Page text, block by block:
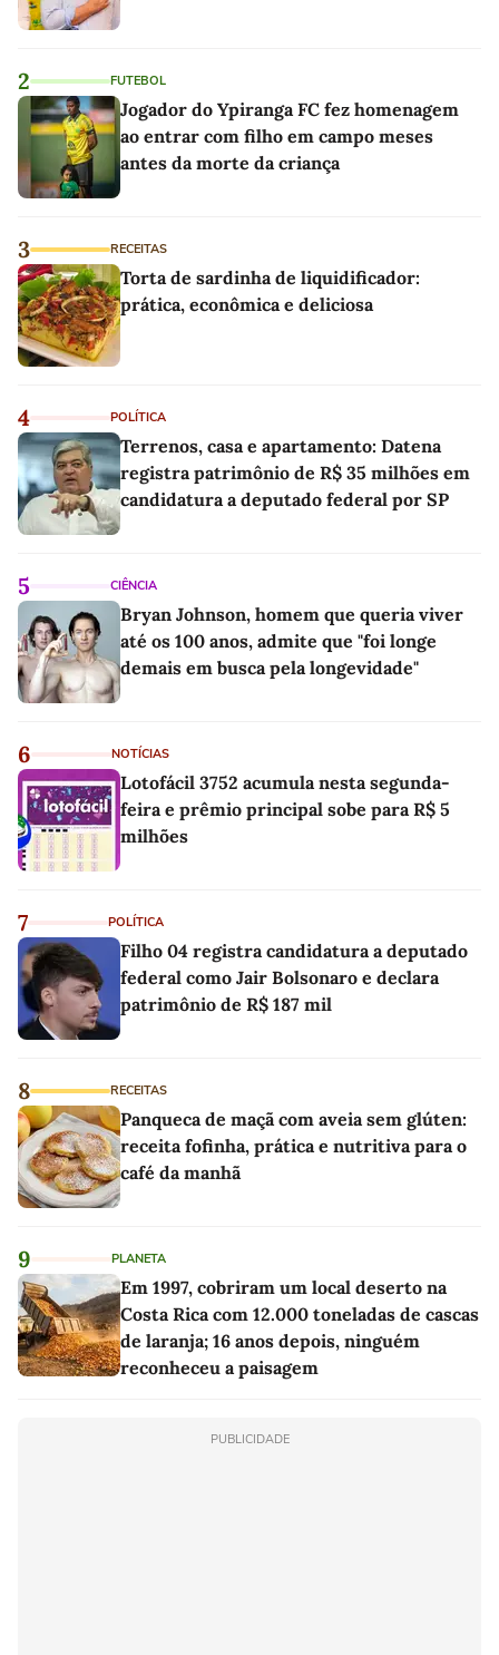
2 FUTEBOL
Jogador do Ypiranga FC fez homenagem
ao entrar com filho em campo meses
antes da morte da criança
3 RECEITAS
Torta de sardinha de liquidificador:
prática, econômica e deliciosa
4 POLÍTICA
Terrenos, casa e apartamento: Datena
registra patrimônio de R$ 35 milhões em
candidatura a deputado federal por SP
5 CIÊNCIA
Bryan Johnson, homem que queria viver
até os 100 anos, admite que "foi longe
demais em busca pela longevidade"
6 NOTÍCIAS
Lotofácil 3752 acumula nesta segunda-
feira e prêmio principal sobe para R$ 5
milhões
7 POLÍTICA
Filho 04 registra candidatura a deputado
federal como Jair Bolsonaro e declara
patrimônio de R$ 187 mil
8 RECEITAS
Panqueca de maçã com aveia sem glúten:
receita fofinha, prática e nutritiva para o
café da manhã
9 PLANETA
Em 1997, cobriram um local deserto na
Costa Rica com 12.000 toneladas de cascas
de laranja; 16 anos depois, ninguém
reconheceu a paisagem
PUBLICIDADE